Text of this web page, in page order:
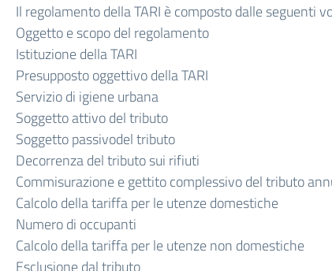
Il regolamento della TARI è composto dalle seguenti
Oggetto e scopo del regolamento
Istituzione della TARI
Presupposto oggettivo della TARI
Servizio di igiene urbana
Soggetto attivo del tributo
Soggetto passivodel tributo
Decorrenza del tributo sui rifiuti
Commisurazione e gettito complessivo del tributo
Calcolo della tariffa per le utenze domestiche
Numero di occupanti
Calcolo della tariffa per le utenze non domestiche
Esclusione dal tributo